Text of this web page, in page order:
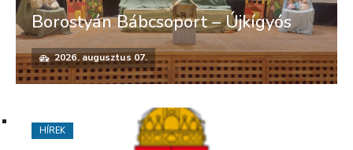
Borostyán Bábcsoport – Újkígyós
2026. augusztus 07.
HÍREK